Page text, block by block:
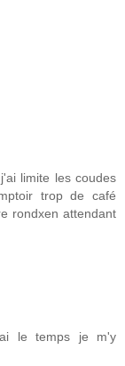
limite les coudes
trop de café
rondxen attendant
le temps je m'y